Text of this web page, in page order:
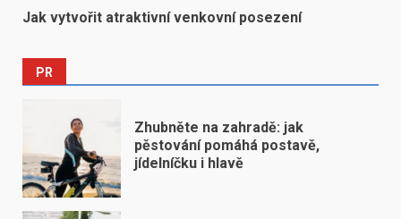
Jak vytvořit atraktivní venkovní posezení
PR
Zhubněte na zahradě: jak
pěstování pomáhá postavě,
jídelníčku i hlavě